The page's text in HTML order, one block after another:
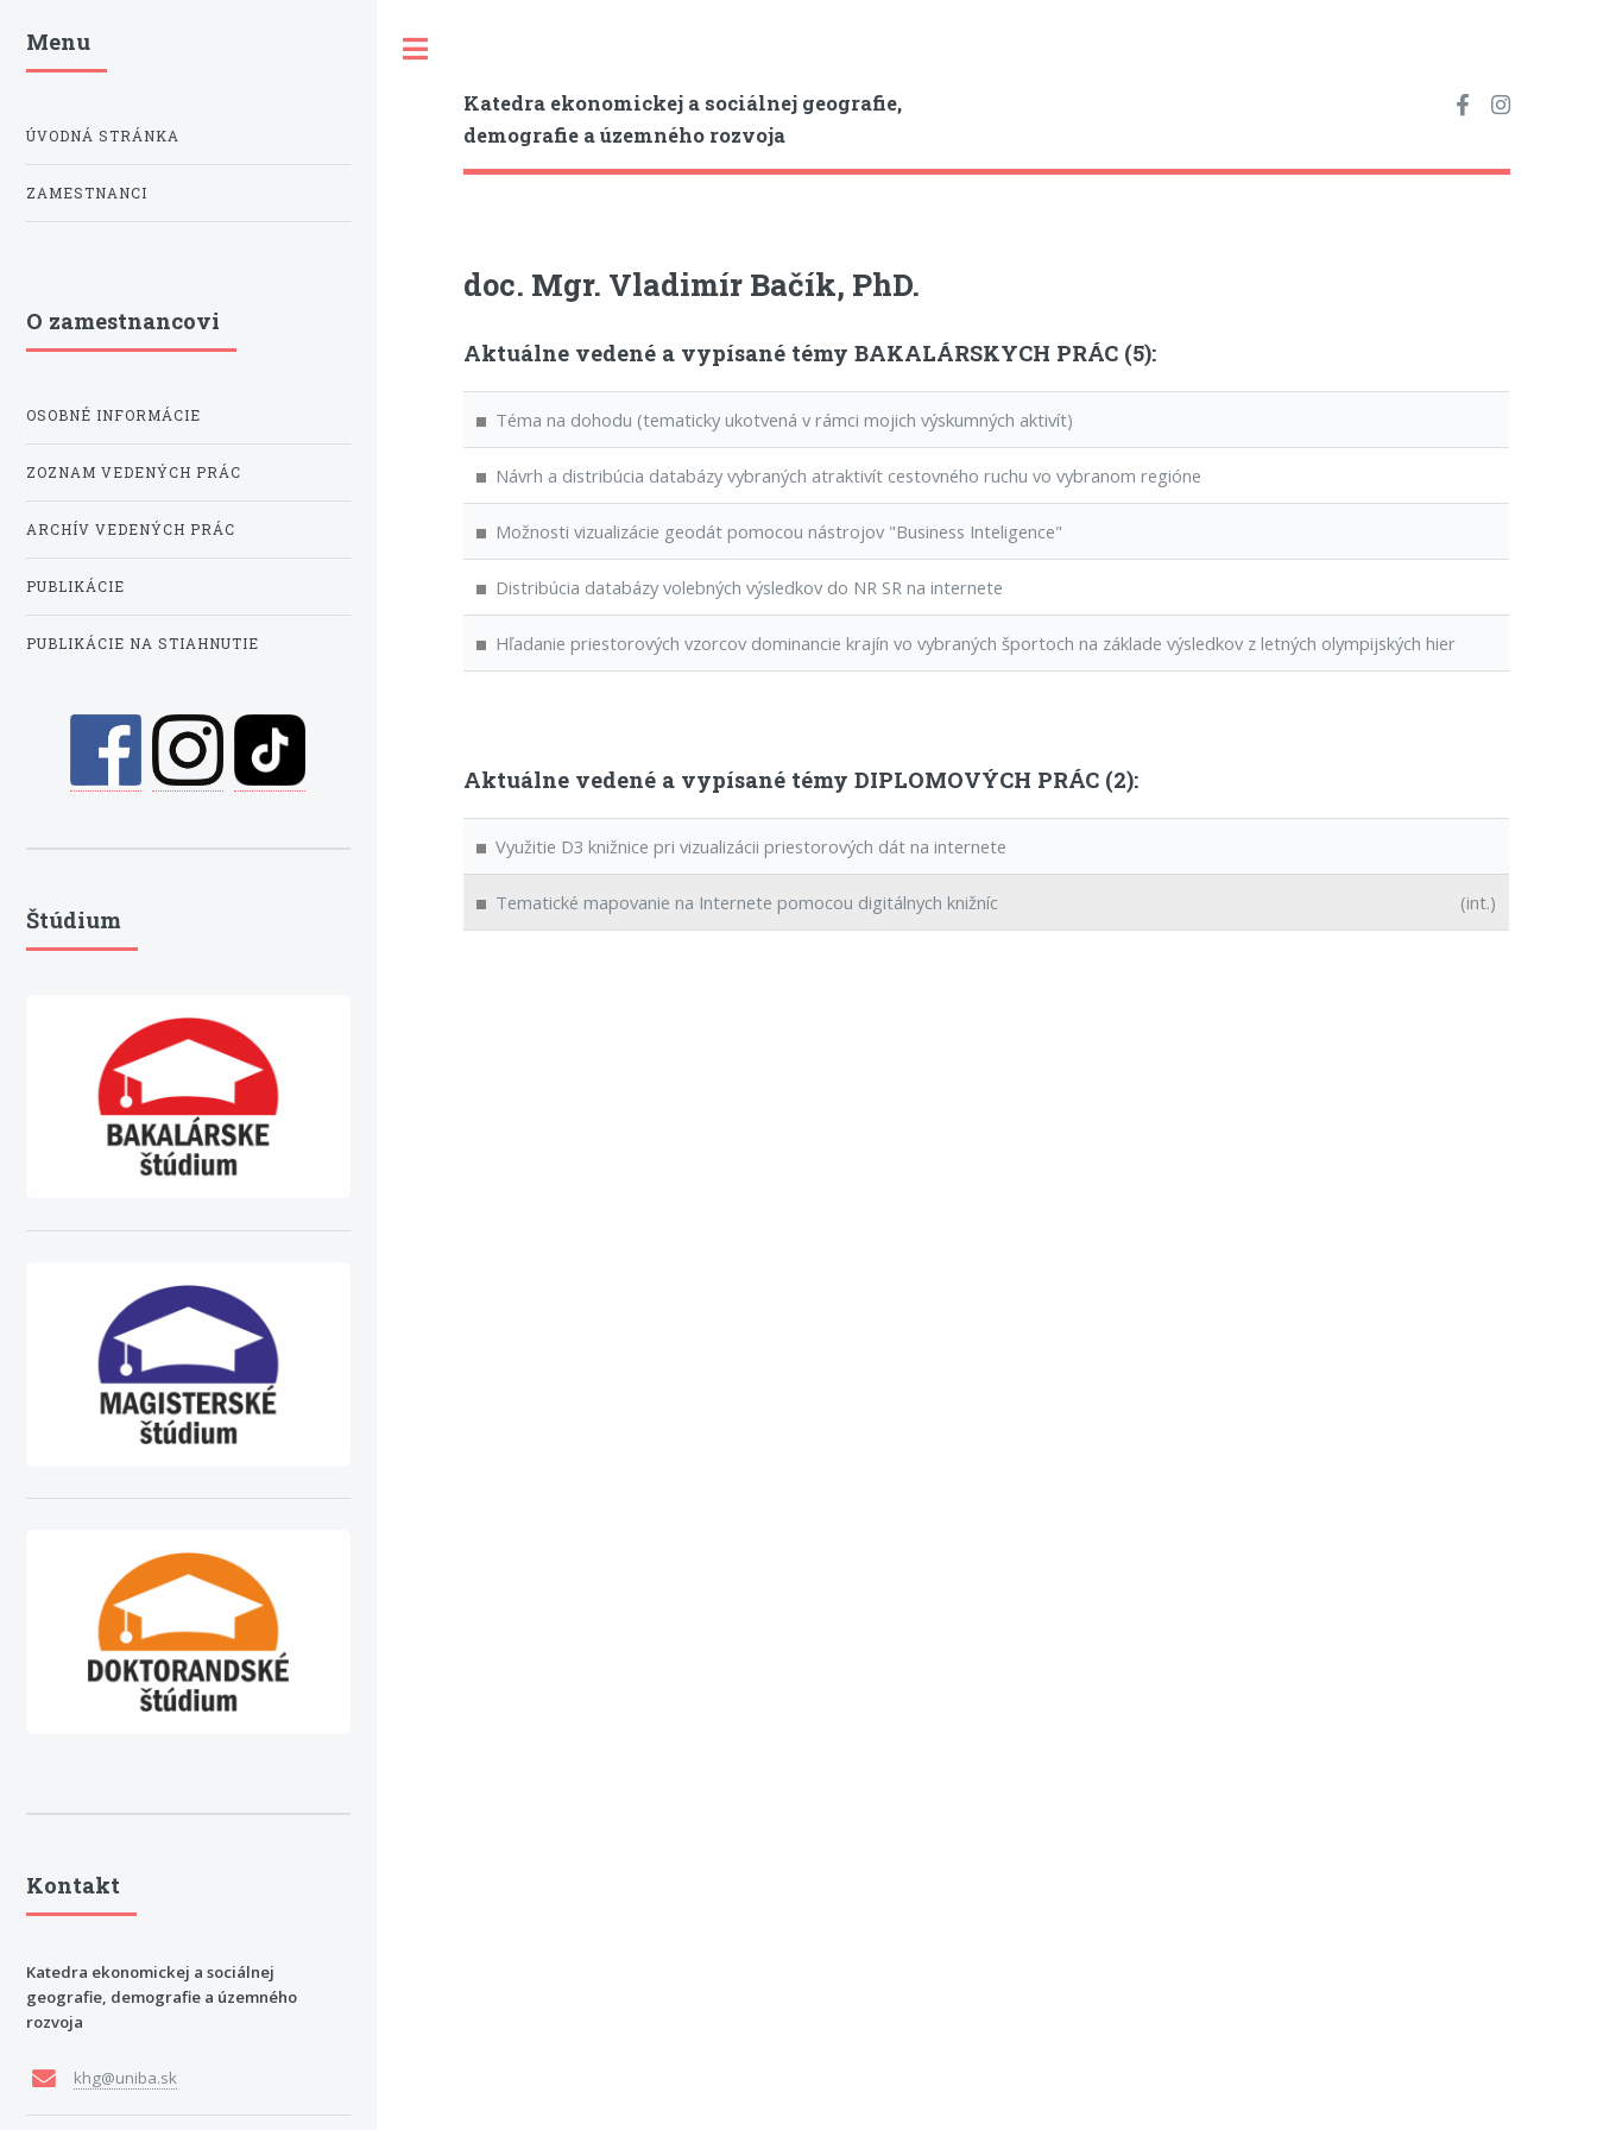
Katedra ekonomickej a sociálnej geografie,
demografie a územného rozvoja
doc. Mgr. Vladimír Bačík, PhD.
Aktuálne vedené a vypísané témy BAKALÁRSKYCH PRÁC (5):
Téma na dohodu (tematicky ukotvená v rámci mojich výskumných aktivít)
Návrh a distribúcia databázy vybraných atraktivít cestovného ruchu vo vybranom regióne
Možnosti vizualizácie geodát pomocou nástrojov "Business Inteligence"
Distribúcia databázy volebných výsledkov do NR SR na internete
Hľadanie priestorových vzorcov dominancie krajín vo vybraných športoch na základe výsledkov z letných olympijských hier
Aktuálne vedené a vypísané témy DIPLOMOVÝCH PRÁC (2):
Využitie D3 knižnice pri vizualizácii priestorových dát na internete
Tematické mapovanie na Internete pomocou digitálnych knižníc (int.)
Menu
ÚVODNÁ STRÁNKA
ZAMESTNANCI
O zamestnancovi
OSOBNÉ INFORMÁCIE
ZOZNAM VEDENÝCH PRÁC
ARCHÍV VEDENÝCH PRÁC
PUBLIKÁCIE
PUBLIKÁCIE NA STIAHNUTIE
Štúdium
Kontakt
Katedra ekonomickej a sociálnej
geografie, demografie a územného
rozvoja
khg@uniba.sk